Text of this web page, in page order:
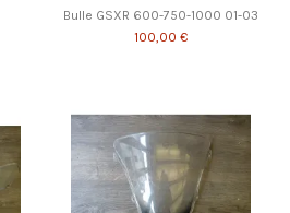
Bulle GSXR 600-750-1000 01-03
100,00 €